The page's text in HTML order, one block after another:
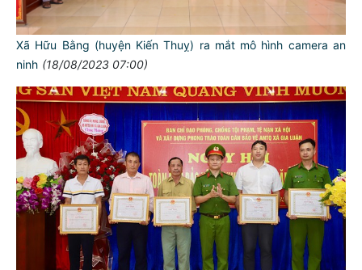
Xã Hữu Bằng (huyện Kiến Thuỵ) ra mắt mô hình camera an
ninh (18/08/2023 07:00)